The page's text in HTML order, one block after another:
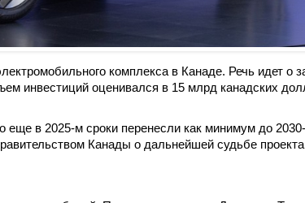
комплекса в Канаде. Речь идет о
инвестиций оценивался в 15 млрд канадских
еще в 2025-м сроки перенесли как минимум до 2030-
Канады о дальнейшей судьбе